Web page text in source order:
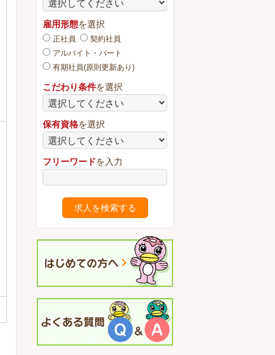
雇用形態を選択
正社員
契約社員
アルバイト・パート
有期社員(原則更新あり)
こだわり条件を選択
保有資格を選択
フリーワードを入力